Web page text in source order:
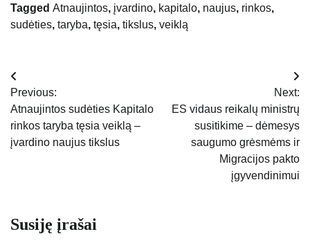
Tagged Atnaujintos, įvardino, kapitalo, naujus, rinkos,
sudėties, taryba, tęsia, tikslus, veiklą
Navigacija
tarp
įrašų
Previous:
Atnaujintos sudėties Kapitalo
rinkos taryba tęsia veiklą –
įvardino naujus tikslus
Next:
ES vidaus reikalų ministrų
susitikime – dėmesys
saugumo grėsmėms ir
Migracijos pakto
įgyvendinimui
Susiję įrašai